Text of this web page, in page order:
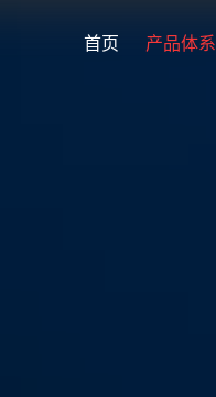
首页 产品体系